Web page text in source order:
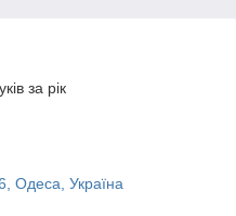
за рік
Одеса, Україна